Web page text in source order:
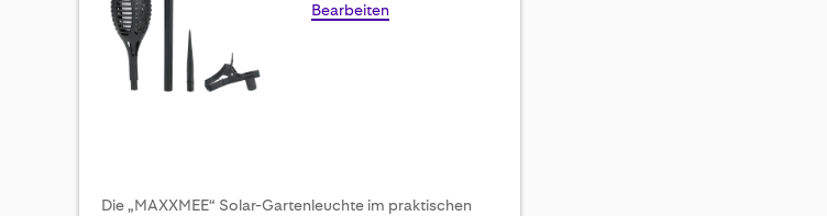
Bearbeiten
Die „MAXXMEE“ Solar-Gartenleuchte im praktischen